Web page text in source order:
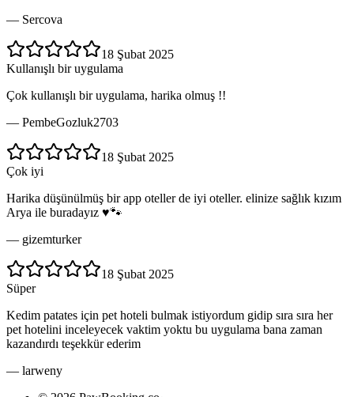
— Sercova
18 Şubat 2025
Kullanışlı bir uygulama
Çok kullanışlı bir uygulama, harika olmuş !!
— PembeGozluk2703
18 Şubat 2025
Çok iyi
Harika düşünülmüş bir app oteller de iyi oteller. elinize sağlık kızım
Arya ile buradayız ♥️🐾
— gizemturker
18 Şubat 2025
Süper
Kedim patates için pet hoteli bulmak istiyordum gidip sıra sıra her
pet hotelini inceleyecek vaktim yoktu bu uygulama bana zaman
kazandırdı teşekkür ederim
— larweny